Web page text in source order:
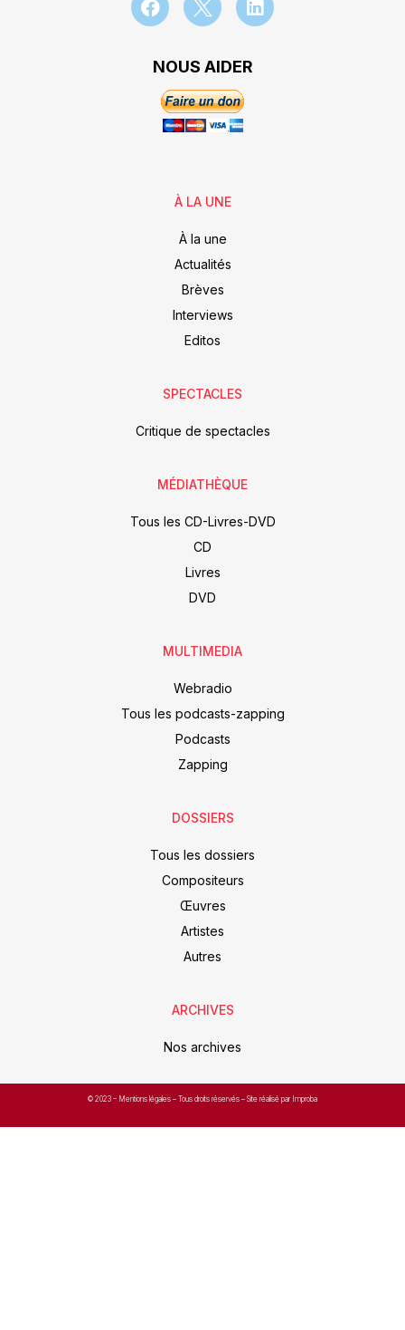
NOUS AIDER
À LA UNE
À la une
Actualités
Brèves
Interviews
Editos
SPECTACLES
Critique de spectacles
MÉDIATHÈQUE
Tous les CD-Livres-DVD
CD
Livres
DVD
MULTIMEDIA
Webradio
Tous les podcasts-zapping
Podcasts
Zapping
DOSSIERS
Tous les dossiers
Compositeurs
Œuvres
Artistes
Autres
ARCHIVES
Nos archives
© 2023 – Mentions légales – Tous droits réservés – Site réalisé par Improba